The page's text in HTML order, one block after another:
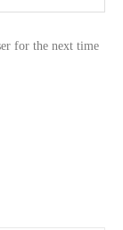
for the next time